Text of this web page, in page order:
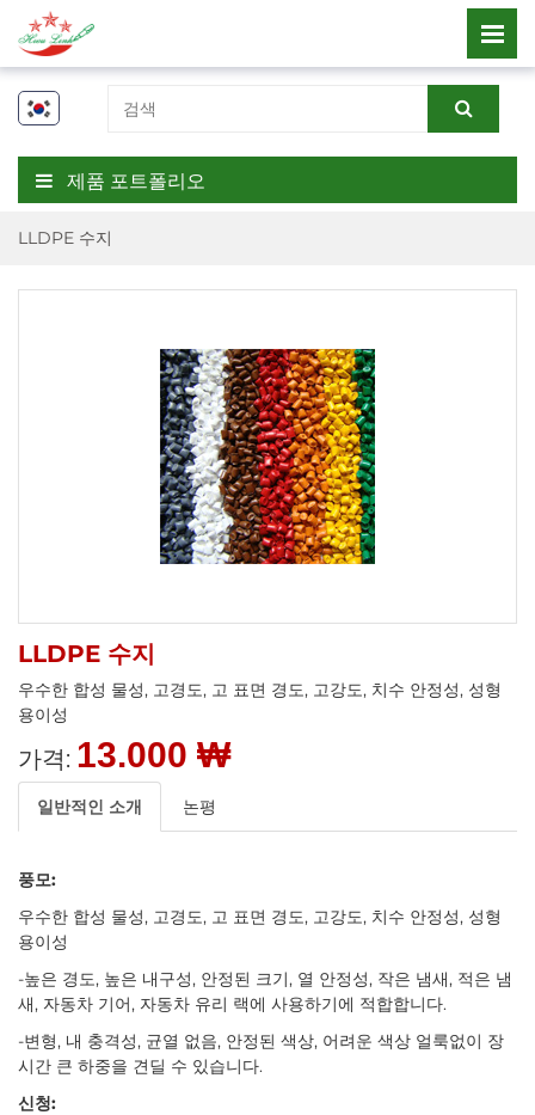
제품 포트폴리오
LLDPE 수지
LLDPE 수지
우수한 합성 물성, 고경도, 고 표면 경도, 고강도, 치수 안정성, 성형
용이성
가격: 13.000 ₩
일반적인 소개 논평
풍모:
우수한 합성 물성, 고경도, 고 표면 경도, 고강도, 치수 안정성, 성형
용이성
-높은 경도, 높은 내구성, 안정된 크기, 열 안정성, 작은 냄새, 적은 냄
새, 자동차 기어, 자동차 유리 랙에 사용하기에 적합합니다.
-변형, 내 충격성, 균열 없음, 안정된 색상, 어려운 색상 얼룩없이 장
시간 큰 하중을 견딜 수 있습니다.
신청: